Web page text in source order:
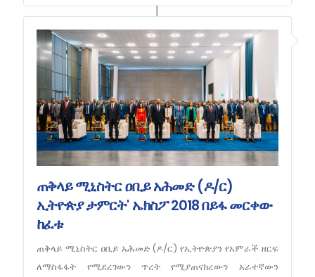
ጠቅላይ ሚኒስትር ዐቢይ አሕመድ (ዶ/ር)
ኢትዮጵያ ታምርት' ኤክስፖ 2018 በይፋ መርቀው
ከፈቱ
ጠቅላይ ሚኒስትር ዐቢይ አሕመድ (ዶ/ር) የኢትዮጵያን የአምራች ዘርፍ
ለማስፋፋት የሚደረገውን ጥረት የሚያጠናክረውን አራተኛውን